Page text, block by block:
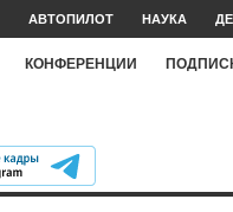
АВТОПИЛОТ НАУКА
КОНФЕРЕНЦИИ